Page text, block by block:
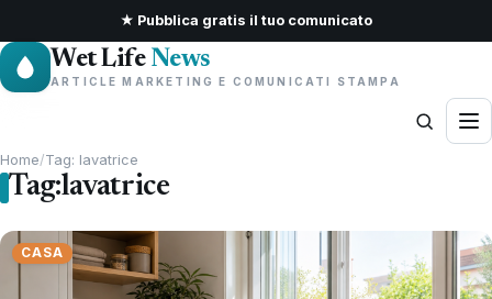
★ Pubblica gratis il tuo comunicato
Wet Life News
ARTICLE MARKETING E COMUNICATI STAMPA
Home/Tag: lavatrice
Tag:lavatrice
CASA